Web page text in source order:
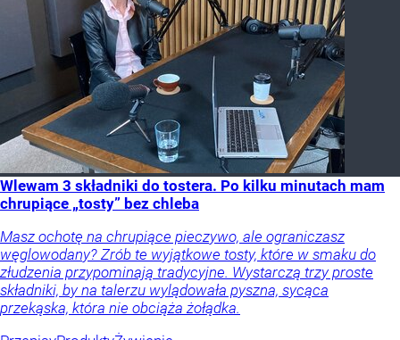
Wlewam 3 składniki do tostera. Po kilku minutach mam
chrupiące „tosty” bez chleba
Masz ochotę na chrupiące pieczywo, ale ograniczasz
węglowodany? Zrób te wyjątkowe tosty, które w smaku do
złudzenia przypominają tradycyjne. Wystarczą trzy proste
składniki, by na talerzu wylądowała pyszna, sycąca
przekąska, która nie obciąża żołądka.